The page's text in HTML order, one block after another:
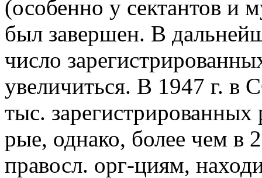
(особенно у сектантов и
был завершен. В
число
увеличиться. В 1947 г. в
тыс.
рые, однако, более чем в
правосл. орг-циям,